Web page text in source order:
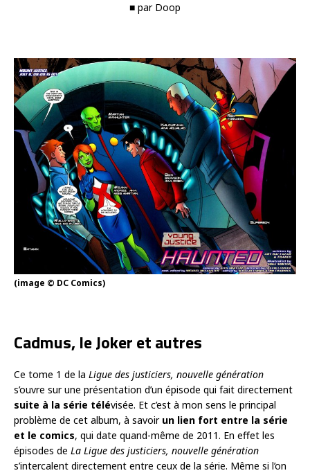
■ par Doop
(image © DC Comics)
Cadmus, le Joker et autres
Ce tome 1 de la Ligue des justiciers, nouvelle génération
s’ouvre sur une présentation d’un épisode qui fait directement
suite à la série télévisée. Et c’est à mon sens le principal
problème de cet album, à savoir un lien fort entre la série
et le comics, qui date quand-même de 2011. En effet les
épisodes de La Ligue des justiciers, nouvelle génération
s’intercalent directement entre ceux de la série. Même si l’on